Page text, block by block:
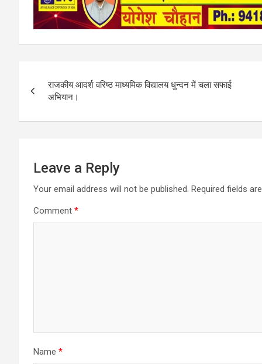
o
o
k
A
p
p
navigation
राजकीय आदर्श वरिष्ठ माध्यमिक विद्यालय धुन्दन में चला सफाई
अभियान।
Leave a Reply
Your email address will not be published. Required fields
Comment *
Name *